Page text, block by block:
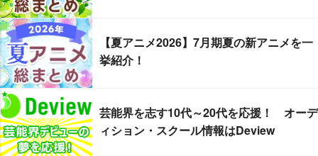
【夏アニメ2026】7月期夏の新アニメを一
挙紹介！
芸能界を志す10代～20代を応援！ オーデ
ィション・スクール情報はDeview